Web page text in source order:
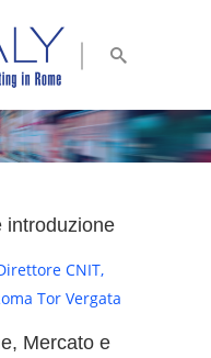
introduzione
CNIT,
Tor Vergata
Mercato e